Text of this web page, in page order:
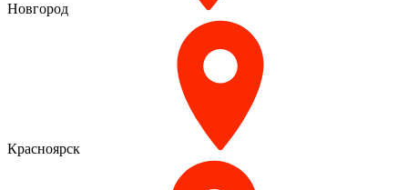
Новгород
Красноярск